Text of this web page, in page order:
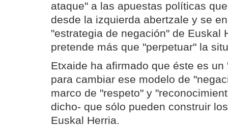
ataque" a las apuestas políticas
desde la izquierda abertzale y se
"estrategia de negación" de Euskal
pretende más que "perpetuar" la
Etxaide ha afirmado que éste es
para cambiar ese modelo de
marco de "respeto" y
dicho- que sólo pueden construir
Euskal Herria.